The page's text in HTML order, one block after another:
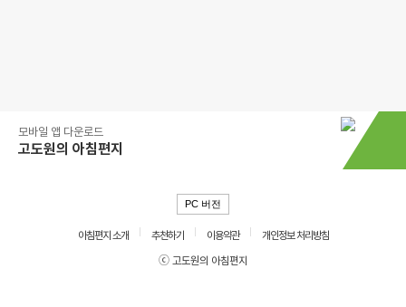
모바일 앱 다운로드
고도원의 아침편지
PC 버전
아침편지 소개 추천하기 이용약관
개인정보 처리방침
ⓒ 고도원의 아침편지